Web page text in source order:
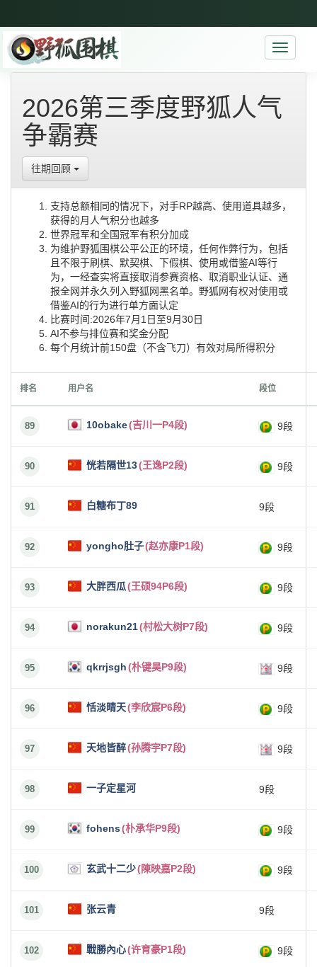
Toggle
2026第三季度野狐人气
争霸赛
往期回顾
支持总额相同的情况下，对手RP越高、使用道具越多，
获得的月人气积分也越多
世界冠军和全国冠军有积分加成
为维护野狐围棋公平公正的环境，任何作弊行为，包括
且不限于刷棋、默契棋、下假棋、使用或借鉴AI等行
为，一经查实将直接取消参赛资格、取消职业认证、通
报全网并永久列入野狐网黑名单。野狐网有权对使用或
借鉴AI的行为进行单方面认定
比赛时间:2026年7月1日至9月30日
AI不参与排位赛和奖金分配
每个月统计前150盘（不含飞刀）有效对局所得积分
排名 用户名 段位
89 10obake(吉川一P4段) 9段
90 恍若隔世13(王逸P2段) 9段
91 白糖布丁89 9段
92 yongho肚子(赵亦康P1段) 9段
93 大胖西瓜(王硕94P6段) 9段
94 norakun21(村松大树P7段) 9段
95 qkrrjsgh(朴键昊P9段) 9段
96 恬淡晴天(李欣宸P6段) 9段
97 天地皆醉(孙腾宇P7段) 9段
98 一子定星河 9段
99 fohens(朴承华P9段) 9段
100 玄武十二少(陳映嘉P2段) 9段
101 张云青 9段
102 戰勝內心(许育豪P1段) 9段